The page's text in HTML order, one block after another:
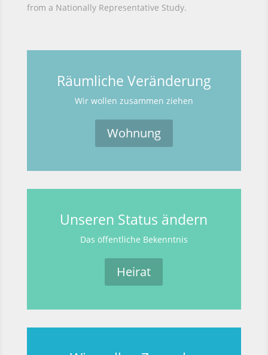
from a Nationally Representative Study.
Räumliche Veränderung
Wir wollen zusammen ziehen
Wohnung
Unseren Status ändern
Das öffentliche Bekenntnis
Heirat